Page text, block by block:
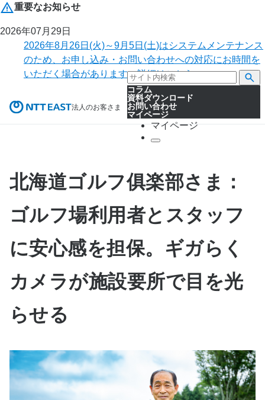
重要なお知らせ
2026年07月29日
2026年8月26日(火)～9月5日(土)はシステムメンテナンス
のため、お申し込み・お問い合わせへの対応にお時間を
いただく場合があります。詳細はこちら。
法人のお客さま
コラム
資料ダウンロード
お問い合わせ
マイページ
マイページ
北海道ゴルフ俱楽部さま：
ゴルフ場利用者とスタッフ
に安心感を担保。ギガらく
カメラが施設要所で目を光
らせる